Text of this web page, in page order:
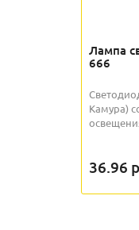
Лампа
666
Камура)
36.96